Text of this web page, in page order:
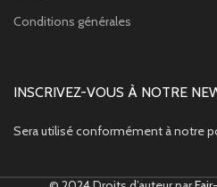
Conditions générales
INSCRIVEZ-VOUS À NOTRE
Sera utilisé conformément à notre